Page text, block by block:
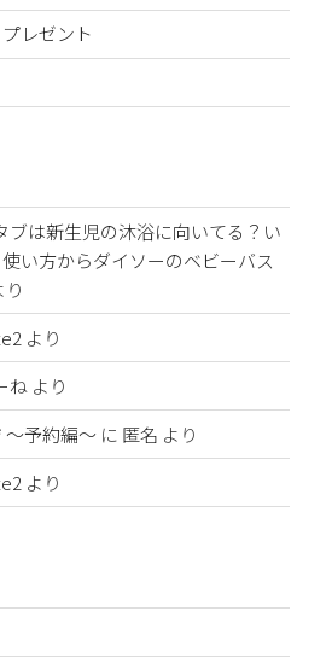
レゼント
ブは新生児の沐浴に向いてる？い
い方からダイソーのベビーバス
り
より
ね より
〜予約編〜 に 匿名 より
より